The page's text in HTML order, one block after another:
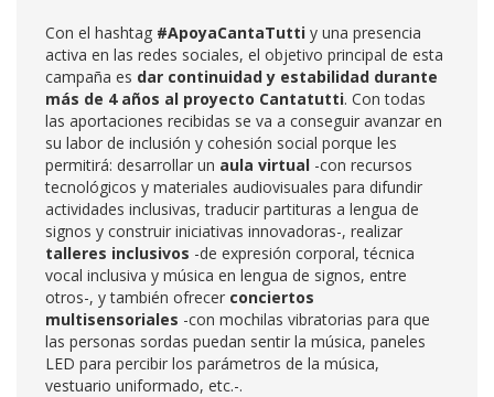
Con el hashtag #ApoyaCantaTutti y una presencia
activa en las redes sociales, el objetivo principal de esta
campaña es dar continuidad y estabilidad durante
más de 4 años al proyecto Cantatutti. Con todas
las aportaciones recibidas se va a conseguir avanzar en
su labor de inclusión y cohesión social porque les
permitirá: desarrollar un aula virtual -con recursos
tecnológicos y materiales audiovisuales para difundir
actividades inclusivas, traducir partituras a lengua de
signos y construir iniciativas innovadoras-, realizar
talleres inclusivos -de expresión corporal, técnica
vocal inclusiva y música en lengua de signos, entre
otros-, y también ofrecer conciertos
multisensoriales -con mochilas vibratorias para que
las personas sordas puedan sentir la música, paneles
LED para percibir los parámetros de la música,
vestuario uniformado, etc.-.